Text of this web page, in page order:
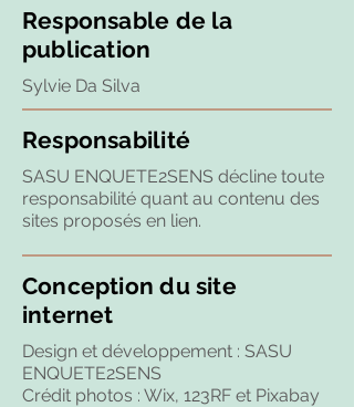
Responsable de la
publication
Sylvie Da Silva
Responsabilité
SASU ENQUETE2SENS décline toute
responsabilité quant au contenu des
sites proposés en lien.
Conception du site
internet
Design et développement : SASU
ENQUETE2SENS
Crédit photos : Wix, 123RF et Pixabay